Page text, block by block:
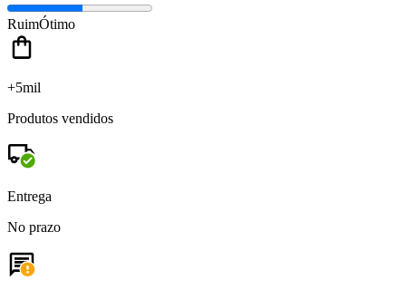
RuimÓtimo
+5mil
Produtos vendidos
Entrega
No prazo